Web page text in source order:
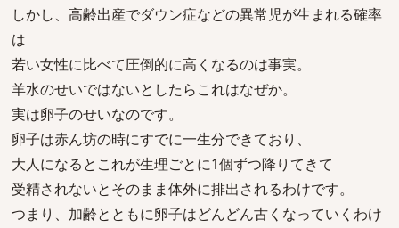
しかし、高齢出産でダウン症などの異常児が生まれる確率
は
若い女性に比べて圧倒的に高くなるのは事実。
羊水のせいではないとしたらこれはなぜか。
実は卵子のせいなのです。
卵子は赤ん坊の時にすでに一生分できており、
大人になるとこれが生理ごとに1個ずつ降りてきて
受精されないとそのまま体外に排出されるわけです。
つまり、加齢とともに卵子はどんどん古くなっていくわけ